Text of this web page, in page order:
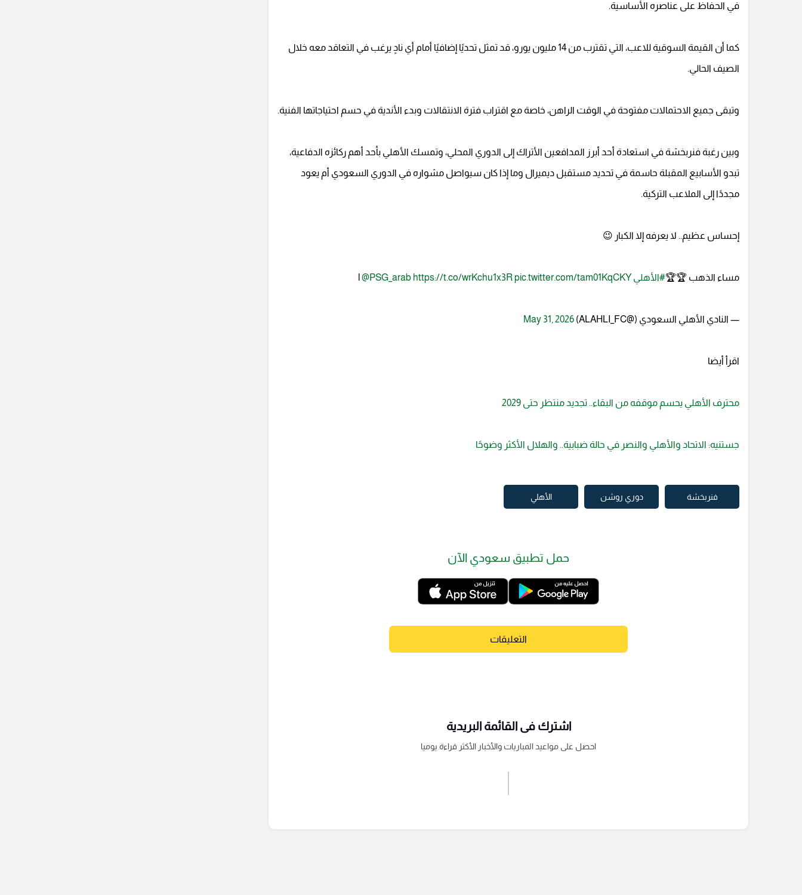
في الحفاظ على عناصره الأساسية.
كما أن القيمة السوقية للاعب، التي تقترب من 14 مليون يورو، قد تمثل تحديًا إضافيًا أمام أي نادٍ يرغب في التعاقد معه خلال
الصيف الحالي.
وتبقى جميع الاحتمالات مفتوحة في الوقت الراهن، خاصة مع اقتراب فترة الانتقالات وبدء الأندية في حسم احتياجاتها الفنية.
وبين رغبة فنربخشة في استعادة أحد أبرز المدافعين الأتراك إلى الدوري المحلي، وتمسك الأهلي بأحد أهم ركائزه الدفاعية،
تبدو الأسابيع المقبلة حاسمة في تحديد مستقبل ديميرال وما إذا كان سيواصل مشواره في الدوري السعودي أم يعود
مجددًا إلى الملاعب التركية.
إحساس عظيم.. لا يعرفه إلا الكبار 😉
مساء الذهب 🏆🏆#الأهليl
@PSG_arab https://t.co/wrKchu1x3Rpic.twitter.com/tam01KqCKY
— النادي الأهلي السعودي (@ALAHLI_FC) May 31, 2026
اقرأ أيضا
محترف الأهلي يحسم موقفه من البقاء.. تجديد منتظر حتى 2029
جستنيه: الاتحاد والأهلي والنصر في حالة ضبابية.. والهلال الأكثر وضوحًا
فنربخشة دوري روشن الأهلي
حمل تطبيق سعودي الآن
التعليقات
اشترك فى القائمة البريدية
احصل على مواعيد المباريات والأخبار الأكثر قراءة يوميا